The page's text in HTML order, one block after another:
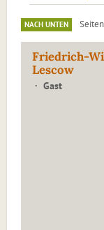
NACH UNTEN Seiten
Friedrich-
Lescow
Gast